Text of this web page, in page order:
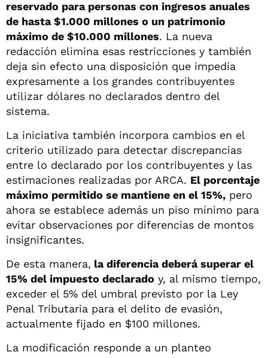
reservado para personas con ingresos anuales
de hasta $1.000 millones o un patrimonio
máximo de $10.000 millones. La nueva
redacción elimina esas restricciones y también
deja sin efecto una disposición que impedía
expresamente a los grandes contribuyentes
utilizar dólares no declarados dentro del
sistema.
La iniciativa también incorpora cambios en el
criterio utilizado para detectar discrepancias
entre lo declarado por los contribuyentes y las
estimaciones realizadas por ARCA. El porcentaje
máximo permitido se mantiene en el 15%, pero
ahora se establece además un piso mínimo para
evitar observaciones por diferencias de montos
insignificantes.
De esta manera, la diferencia deberá superar el
15% del impuesto declarado y, al mismo tiempo,
exceder el 5% del umbral previsto por la Ley
Penal Tributaria para el delito de evasión,
actualmente fijado en $100 millones.
La modificación responde a un planteo